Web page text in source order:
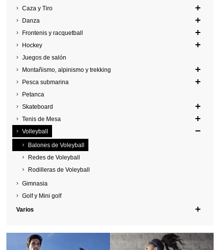
Caza y Tiro
Danza
Frontenis y racquetball
Hockey
Juegos de salón
Montañismo, alpinismo y trekking
Pesca submarina
Petanca
Skateboard
Tenis de Mesa
Volleyball
Balones de Voleyball
Redes de Voleyball
Rodilleras de Voleyball
Gimnasia
Golf y Mini golf
Varios